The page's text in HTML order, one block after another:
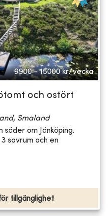
9900 - 15000 kr/vecka
och ostört
Smaland
söder om Jönköping.
sovrum och en
tillgänglighet